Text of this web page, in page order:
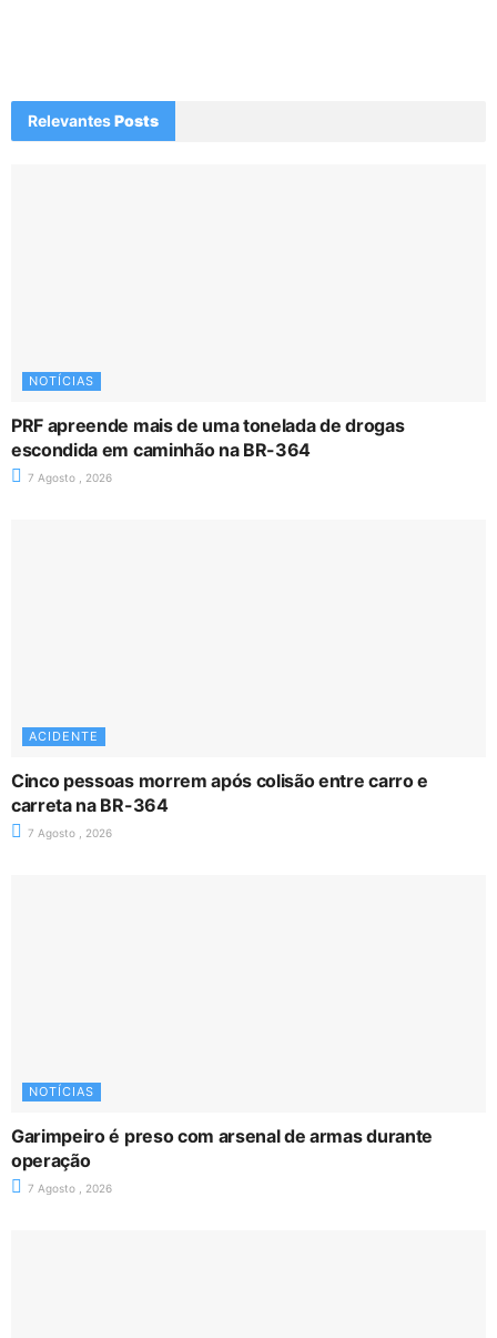
RelevantesPosts
NOTÍCIAS
PRF apreende mais de uma tonelada de drogas
escondida em caminhão na BR-364
7 Agosto , 2026
ACIDENTE
Cinco pessoas morrem após colisão entre carro e
carreta na BR-364
7 Agosto , 2026
NOTÍCIAS
Garimpeiro é preso com arsenal de armas durante
operação
7 Agosto , 2026